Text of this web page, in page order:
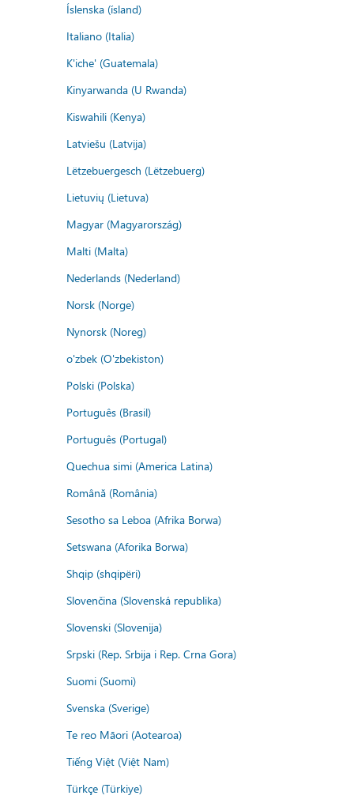
Íslenska (ísland)
Italiano (Italia)
K'iche' (Guatemala)
Kinyarwanda (U Rwanda)
Kiswahili (Kenya)
Latviešu (Latvija)
Lëtzebuergesch (Lëtzebuerg)
Lietuvių (Lietuva)
Magyar (Magyarország)
Malti (Malta)
Nederlands (Nederland)
Norsk (Norge)
Nynorsk (Noreg)
o'zbek (O'zbekiston)
Polski (Polska)
Português (Brasil)
Português (Portugal)
Quechua simi (America Latina)
Română (România)
Sesotho sa Leboa (Afrika Borwa)
Setswana (Aforika Borwa)
Shqip (shqipëri)
Slovenčina (Slovenská republika)
Slovenski (Slovenija)
Srpski (Rep. Srbija i Rep. Crna Gora)
Suomi (Suomi)
Svenska (Sverige)
Te reo Māori (Aotearoa)
Tiếng Việt (Việt Nam)
Türkçe (Türkiye)